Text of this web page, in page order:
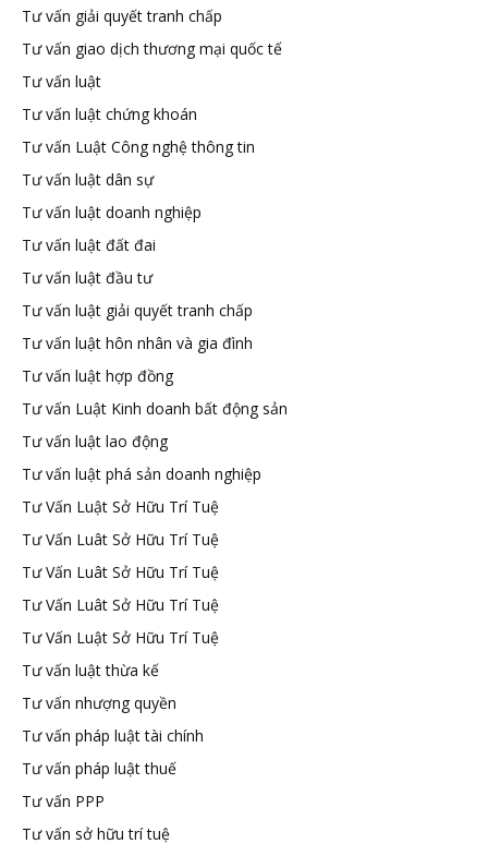
Tư vấn giải quyết tranh chấp
Tư vấn giao dịch thương mại quốc tế
Tư vấn luật
Tư vấn luật chứng khoán
Tư vấn Luật Công nghệ thông tin
Tư vấn luật dân sự
Tư vấn luật doanh nghiệp
Tư vấn luật đất đai
Tư vấn luật đầu tư
Tư vấn luật giải quyết tranh chấp
Tư vấn luật hôn nhân và gia đình
Tư vấn luật hợp đồng
Tư vấn Luật Kinh doanh bất động sản
Tư vấn luật lao động
Tư vấn luật phá sản doanh nghiệp
Tư Vấn Luật Sở Hữu Trí Tuệ
Tư Vấn Luât Sở Hữu Trí Tuệ
Tư Vấn Luât Sở Hữu Trí Tuệ
Tư Vấn Luât Sở Hữu Trí Tuệ
Tư Vấn Luật Sở Hữu Trí Tuệ
Tư vấn luật thừa kế
Tư vấn nhượng quyền
Tư vấn pháp luật tài chính
Tư vấn pháp luật thuế
Tư vấn PPP
Tư vấn sở hữu trí tuệ